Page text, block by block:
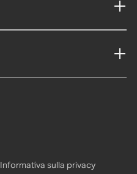
Informativa sulla privacy